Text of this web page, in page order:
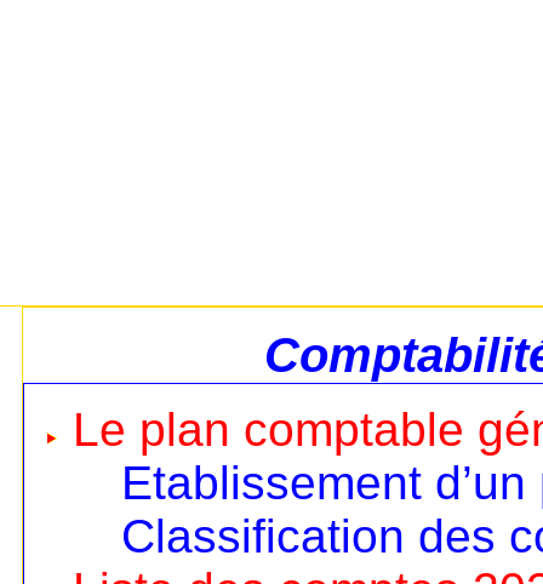
Le plan comptable
Etablissement
Classification des